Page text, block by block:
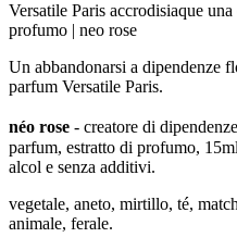
Versatile Paris accrodisiaque
profumo | neo rose
Un abbandonarsi a dipendenze
parfum Versatile Paris.
néo rose - creatore di
parfum, estratto di profumo,
alcol e senza additivi.
vegetale, aneto, mirtillo, té,
animale, ferale.